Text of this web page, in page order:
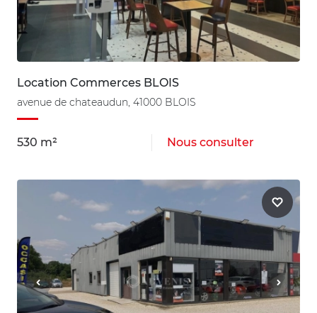
Location Commerces BLOIS
avenue de chateaudun, 41000 BLOIS
530 m² Nous consulter